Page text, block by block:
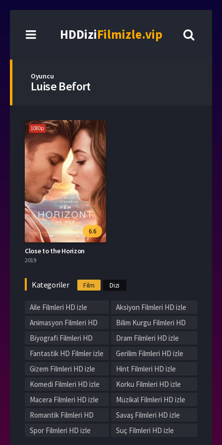
HDDiziFilmizle.vip
Oyuncu
Luise Befort
1080p
6.6
Close to the Horizon
2019
Kategoriler Film Dizi
Aile Filmleri HD izle
Aksiyon Filmleri HD izle
Animasyon Filmleri HD
izle
Bilim Kurgu Filmleri HD
izle
Biyografi Filmleri HD
izle
Dram Filmleri HD izle
Fantastik HD Filmler izle
Gerilim Filmleri HD izle
Gizem Filmleri HD izle
Hint Filmleri HD izle
Komedi Filmleri HD izle
Korku Filmleri HD izle
Macera Filmleri HD izle
Müzikal Filmleri HD izle
Romantik Filmleri HD
izle
Savaş Filmleri HD izle
Spor Filmleri HD izle
Suç Filmleri HD izle